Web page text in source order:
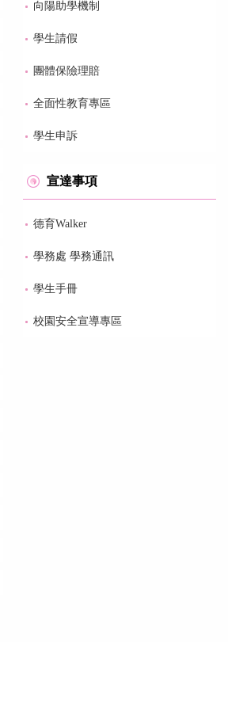
向陽助學機制
學生請假
團體保險理賠
全面性教育專區
學生申訴
宣達事項
德育Walker
學務處 學務通訊
學生手冊
校園安全宣導專區